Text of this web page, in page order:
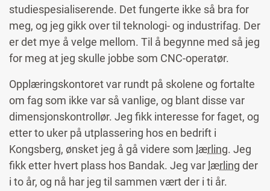
studiespesialiserende. Det fungerte ikke så bra for
meg, og jeg gikk over til teknologi- og industrifag. Der
er det mye å velge mellom. Til å begynne med så jeg
for meg at jeg skulle jobbe som CNC-operatør.
Opplæringskontoret var rundt på skolene og fortalte
om fag som ikke var så vanlige, og blant disse var
dimensjonskontrollør. Jeg fikk interesse for faget, og
etter to uker på utplassering hos en bedrift i
Kongsberg, ønsket jeg å gå videre som lærling. Jeg
fikk etter hvert plass hos Bandak. Jeg var lærling der
i to år, og nå har jeg til sammen vært der i ti år.